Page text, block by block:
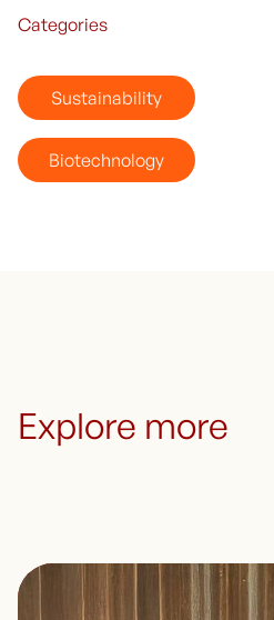
Categories
Sustainability
Biotechnology
Explore more